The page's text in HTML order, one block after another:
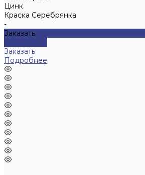
Цинк
Краска Серебрянка
-
Заказать
Заказать
Подробнее